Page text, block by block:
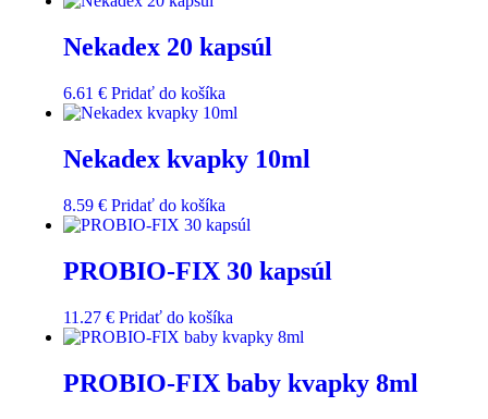
Nekadex 20 kapsúl
6.61 € Pridať do košíka
Nekadex kvapky 10ml
8.59 € Pridať do košíka
PROBIO-FIX 30 kapsúl
11.27 € Pridať do košíka
PROBIO-FIX baby kvapky 8ml